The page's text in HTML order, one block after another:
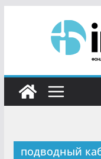
подводный